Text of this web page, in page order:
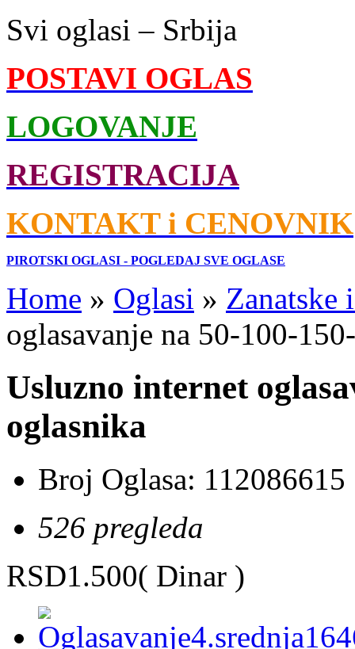
Svi oglasi – Srbija
POSTAVI OGLAS
LOGOVANJE
REGISTRACIJA
KONTAKT i CENOVNIK
PIROTSKI OGLASI - POGLEDAJ SVE OGLASE
Home » Oglasi » Zanatske
oglasavanje na 50-100-
Usluzno internet
oglasnika
Broj Oglasa: 112086615
526 pregleda
RSD1.500( Dinar )